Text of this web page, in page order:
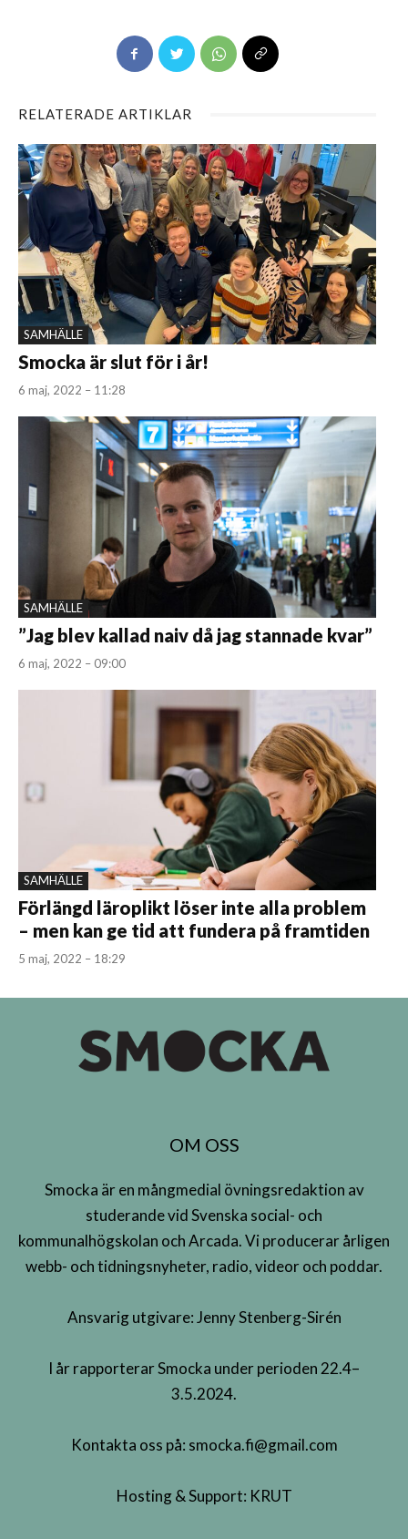
RELATERADE ARTIKLAR
SAMHÄLLE
Smocka är slut för i år!
6 maj, 2022 – 11:28
SAMHÄLLE
”Jag blev kallad naiv då jag stannade kvar”
6 maj, 2022 – 09:00
SAMHÄLLE
Förlängd läroplikt löser inte alla problem
– men kan ge tid att fundera på framtiden
5 maj, 2022 – 18:29
OM OSS
Smocka är en mångmedial övningsredaktion av
studerande vid Svenska social- och
kommunalhögskolan och Arcada. Vi producerar årligen
webb- och tidningsnyheter, radio, videor och poddar.
Ansvarig utgivare: Jenny Stenberg-Sirén
I år rapporterar Smocka under perioden 22.4–
3.5.2024.
Kontakta oss på: smocka.fi@gmail.com
Hosting & Support: KRUT